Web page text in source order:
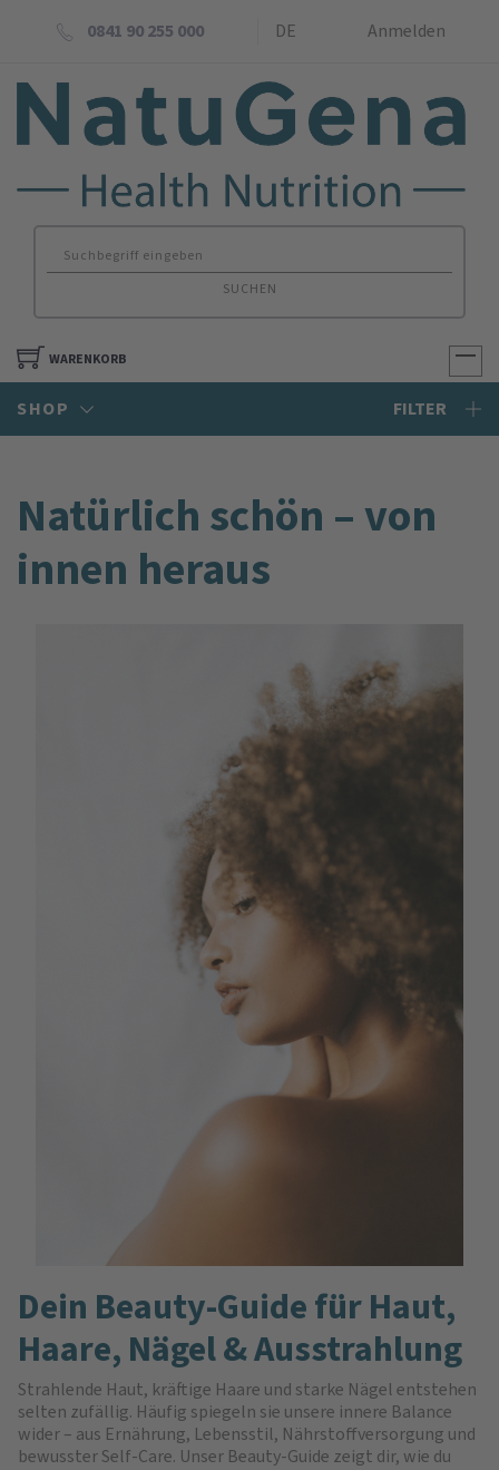
0841 90 255 000 DE Anmelden
SUCHEN
WARENKORB
SHOP FILTER
Natürlich schön – von
innen heraus
Dein Beauty-Guide für Haut,
Haare, Nägel & Ausstrahlung
Strahlende Haut, kräftige Haare und starke Nägel entstehen
selten zufällig. Häufig spiegeln sie unsere innere Balance
wider – aus Ernährung, Lebensstil, Nährstoffversorgung und
bewusster Self-Care. Unser Beauty-Guide zeigt dir, wie du